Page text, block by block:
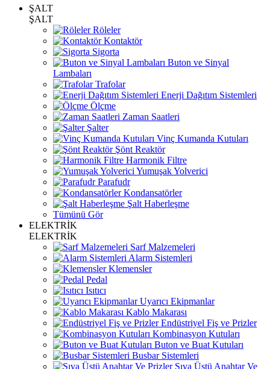
ŞALT
ŞALT
Röleler
Kontaktör
Sigorta
Buton ve Sinyal
Lambaları
Trafolar
Enerji Dağıtım Sistemleri
Ölçme
Zaman Saatleri
Şalter
Vinç Kumanda Kutuları
Şönt Reaktör
Harmonik Filtre
Yumuşak Yolverici
Parafudr
Kondansatörler
Şalt Haberleşme
Tümünü Gör
ELEKTRİK
ELEKTRİK
Sarf Malzemeleri
Alarm Sistemleri
Klemensler
Pedal
Isıtıcı
Uyarıcı Ekipmanlar
Kablo Makarası
Endüstriyel Fiş ve Prizler
Kombinasyon Kutuları
Buton ve Buat Kutuları
Busbar Sistemleri
Sıva Üstü Anahtar Ve